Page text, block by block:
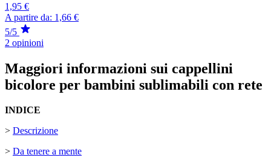
1,95 €
A partire da: 1,66 €
5/5
2 opinioni
Maggiori informazioni sui cappellini
bicolore per bambini sublimabili con rete
INDICE
> Descrizione
> Da tenere a mente